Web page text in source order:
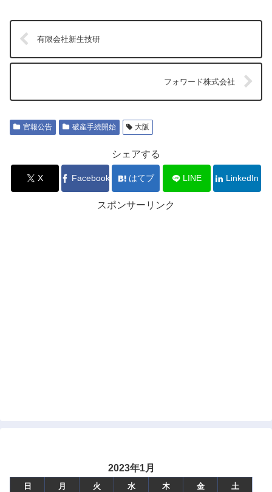
有限会社新生技研
フォワード株式会社
官報公告 破産手続開始 大阪
シェアする
X Facebook はてブ LINE LinkedIn
スポンサーリンク
2023年1月
日 月 火 水 木 金
土